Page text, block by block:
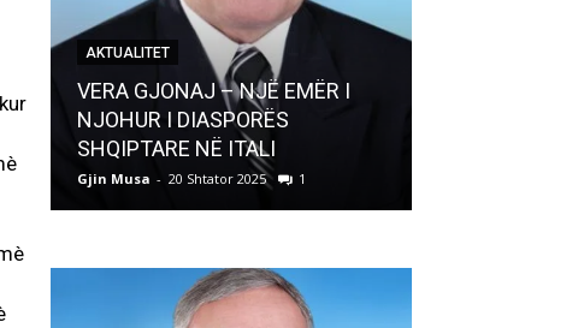
AKTUALITET
VERA GJONAJ – NJË EMËR I
NJOHUR I DIASPORËS
SHQIPTARE NË ITALI
Gjin Musa - 20 Shtator 2025 1